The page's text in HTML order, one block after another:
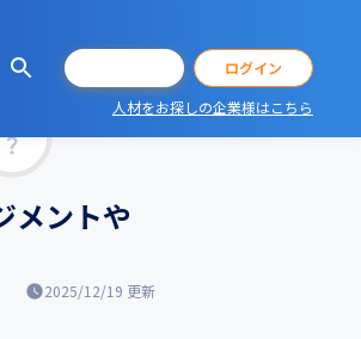
ログイン
人材をお探しの企業様はこちら
メントや
2025/12/19 更新